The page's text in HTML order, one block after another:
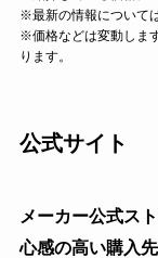
※最新の情報について
※価格などは変動しま
ります。
公式サイト
メーカー公式ス
心感の高い購入